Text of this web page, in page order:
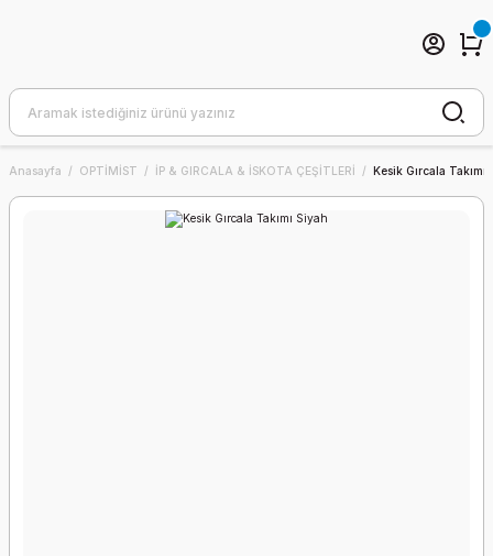
Anasayfa OPTİMİST İP & GIRCALA & İSKOTA ÇEŞİTLERİ Kesik Gırcala Takımı